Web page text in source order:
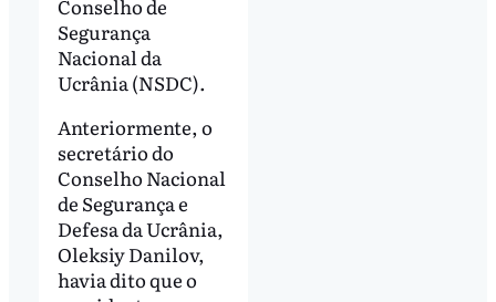
Conselho de
Segurança
Nacional da
Ucrânia (NSDC).
Anteriormente, o
secretário do
Conselho Nacional
de Segurança e
Defesa da Ucrânia,
Oleksiy Danilov,
havia dito que o